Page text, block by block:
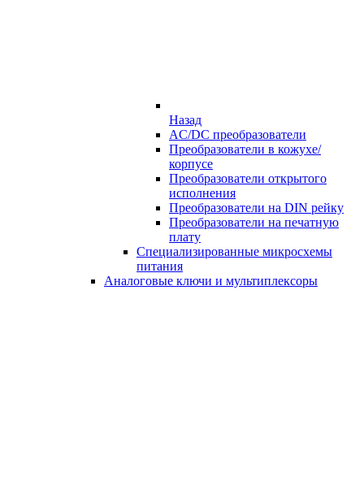
Назад
AC/DC преобразователи
Преобразователи в кожухе/
корпусе
Преобразователи открытого
исполнения
Преобразователи на DIN рейку
Преобразователи на печатную
плату
Специализированные микросхемы
питания
Аналоговые ключи и мультиплексоры